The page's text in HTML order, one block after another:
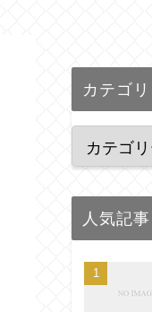
カテゴリ
人気記事